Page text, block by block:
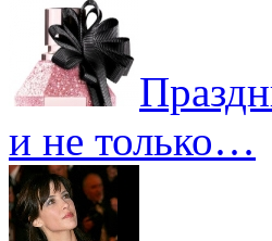
и не только…